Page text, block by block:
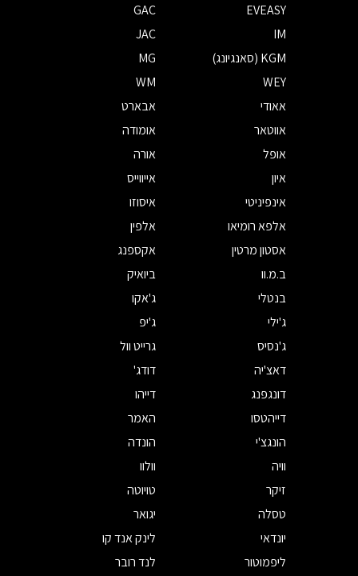
EVEASY
GAC
IM
JAC
KGM (סאנגיונג)
MG
WEY
WM
אאודי
אבארט
אווטאר
אומודה
אופל
אורה
איון
אייווייס
אינפיניטי
איסוזו
אלפא רומיאו
אלפין
אסטון מרטין
אקספנג
ב.מ.וו
ביואיק
בנטלי
ג'אקו
ג'ילי
ג'יפ
ג'נסיס
גרייט וול
דאצ'יה
דודג'
דונגפנג
דייהו
דייהטסו
האמר
הונגצ'י
הונדה
וויה
וולוו
זיקר
טויוטה
טסלה
יגואר
יונדאי
לינק אנד קו
ליפמוטור
לנד רובר